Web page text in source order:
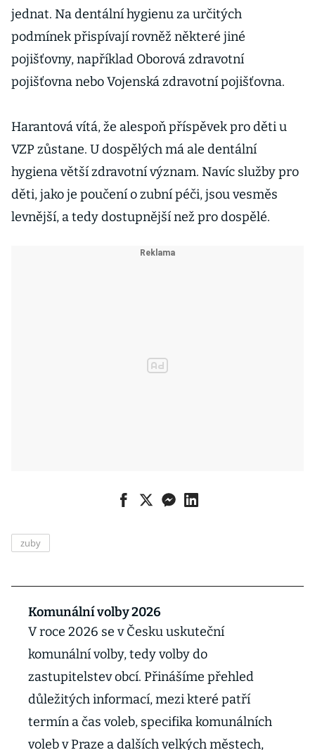
jednat. Na dentální hygienu za určitých
podmínek přispívají rovněž některé jiné
pojišťovny, například Oborová zdravotní
pojišťovna nebo Vojenská zdravotní pojišťovna.
Harantová vítá, že alespoň příspěvek pro děti u
VZP zůstane. U dospělých má ale dentální
hygiena větší zdravotní význam. Navíc služby pro
děti, jako je poučení o zubní péči, jsou vesměs
levnější, a tedy dostupnější než pro dospělé.
zuby
Komunální volby 2026
V roce 2026 se v Česku uskuteční
komunální volby, tedy volby do
zastupitelstev obcí. Přinášíme přehled
důležitých informací, mezi které patří
termín a čas voleb, specifika komunálních
voleb v Praze a dalších velkých městech,